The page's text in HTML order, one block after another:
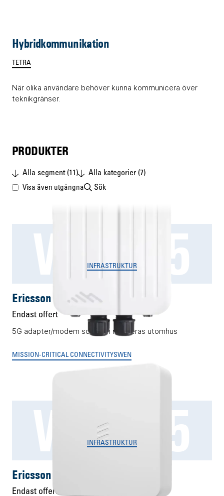
Hybridkommunikation
TETRA
När olika användare behöver kunna kommunicera över
teknikgränser.
PRODUKTER
Alla segment (11) Alla kategorier (7)
Visa även utgångnaSök
W1855
INFRASTRUKTUR
Ericsson W1855
Endast offert
5G adapter/modem som kan monteras utomhus
MISSION-CRITICAL CONNECTIVITYSWEN
W2255
INFRASTRUKTUR
Ericsson W2255
Endast offert